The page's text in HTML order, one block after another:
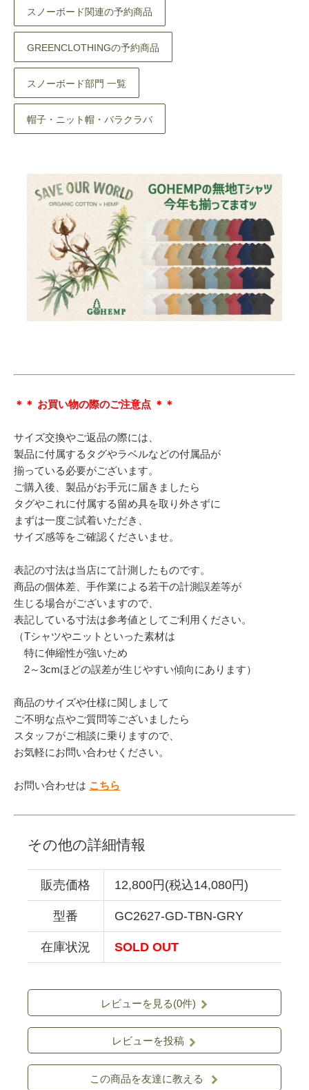
スノーボード関連の予約商品
GREENCLOTHINGの予約商品
スノーボード部門 一覧
帽子・ニット帽・バラクラバ
＊＊ お買い物の際のご注意点 ＊＊
サイズ交換やご返品の際には、
製品に付属するタグやラベルなどの付属品が
揃っている必要がございます。
ご購入後、製品がお手元に届きましたら
タグやこれに付属する留め具を取り外さずに
まずは一度ご試着いただき、
サイズ感等をご確認くださいませ。
表記の寸法は当店にて計測したものです。
商品の個体差、手作業による若干の計測誤差等が
生じる場合がございますので、
表記している寸法は参考値としてご利用ください。
（Tシャツやニットといった素材は
特に伸縮性が強いため
2～3cmほどの誤差が生じやすい傾向にあります）
商品のサイズや仕様に関しまして
ご不明な点やご質問等ございましたら
スタッフがご相談に乗りますので、
お気軽にお問い合わせください。
お問い合わせは こちら
その他の詳細情報
販売価格 12,800円(税込14,080円)
型番 GC2627-GD-TBN-GRY
在庫状況 SOLD OUT
レビューを見る(0件)
レビューを投稿
この商品を友達に教える